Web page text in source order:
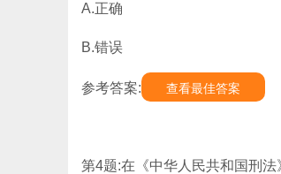
A.正确
B.错误
参考答案: 查看最佳答案
第4题:在《中华人民共和国刑